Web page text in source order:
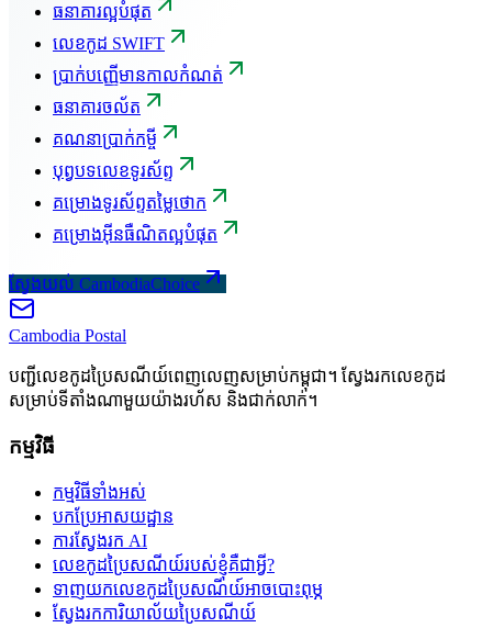
ធនាគារល្អបំផុត
លេខកូដ SWIFT
ប្រាក់បញ្ញើមានកាលកំណត់
ធនាគារចល័ត
គណនាប្រាក់កម្ចី
បុព្វបទលេខទូរស័ព្ទ
គម្រោងទូរស័ព្ទតម្លៃថោក
គម្រោងអ៊ីនធឺណិតល្អបំផុត
ស្វែងយល់ CambodiaChoice
Cambodia Postal
បញ្ជីលេខកូដប្រៃសណីយ៍ពេញលេញសម្រាប់កម្ពុជា។ ស្វែងរកលេខកូដ
សម្រាប់ទីតាំងណាមួយយ៉ាងរហ័ស និងជាក់លាក់។
កម្មវិធី
កម្មវិធីទាំងអស់
បកប្រែអាសយដ្ឋាន
ការស្វែងរក AI
លេខកូដប្រៃសណីយ៍របស់ខ្ញុំគឺជាអ្វី?
ទាញយកលេខកូដប្រៃសណីយ៍អាចបោះពុម្ភ
ស្វែងរកការិយាល័យប្រៃសណីយ៍